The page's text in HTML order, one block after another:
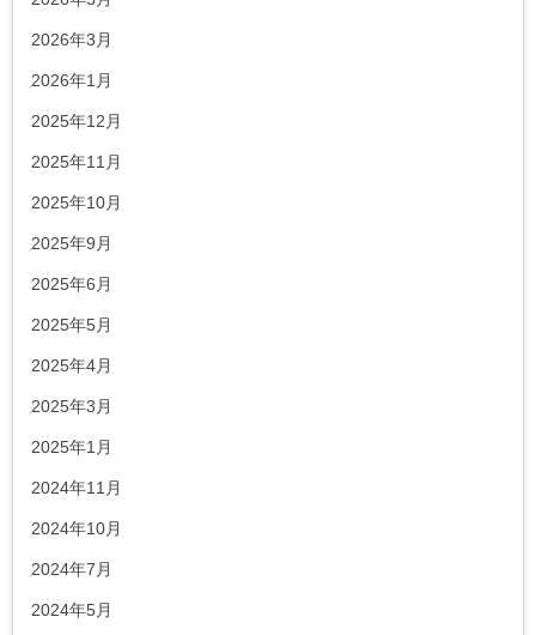
2026年3月
2026年1月
2025年12月
2025年11月
2025年10月
2025年9月
2025年6月
2025年5月
2025年4月
2025年3月
2025年1月
2024年11月
2024年10月
2024年7月
2024年5月